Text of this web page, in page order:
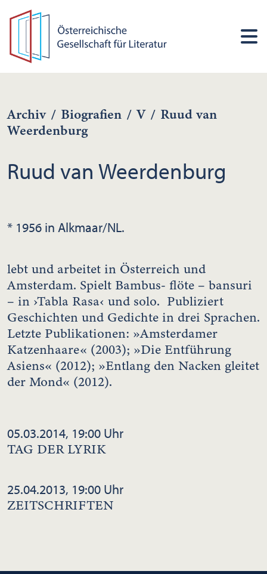
Archiv / Biografien / V / Ruud van
Weerdenburg
Ruud van Weerdenburg
* 1956 in Alkmaar/NL.
lebt und arbeitet in Österreich und
Amsterdam. Spielt Bambus- flöte – bansuri
– in ›Tabla Rasa‹ und solo. Publiziert
Geschichten und Gedichte in drei Sprachen.
Letzte Publikationen: »Amsterdamer
Katzenhaare« (2003); »Die Entführung
Asiens« (2012); »Entlang den Nacken gleitet
der Mond« (2012).
05.03.2014, 19:00 Uhr
TAG DER LYRIK
25.04.2013, 19:00 Uhr
ZEITSCHRIFTEN